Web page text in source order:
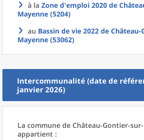
à la Zone d'emploi 2020 de
Mayenne (5204)
au Bassin de vie 2022 de Château-
Mayenne (53062)
Intercommunalité (date de
janvier 2026)
La commune de Château-Gontier-
appartient :